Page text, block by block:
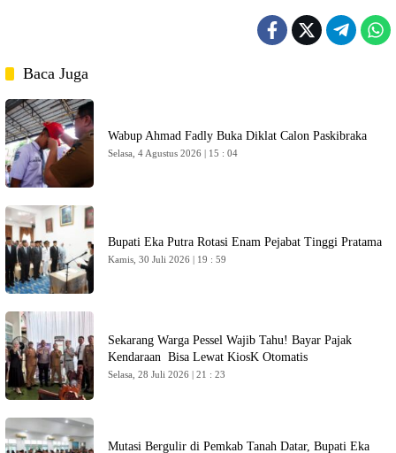
Baca Juga
Wabup Ahmad Fadly Buka Diklat Calon Paskibraka
Selasa, 4 Agustus 2026 | 15 : 04
Bupati Eka Putra Rotasi Enam Pejabat Tinggi Pratama
Kamis, 30 Juli 2026 | 19 : 59
Sekarang Warga Pessel Wajib Tahu! Bayar Pajak
Kendaraan Bisa Lewat KiosK Otomatis
Selasa, 28 Juli 2026 | 21 : 23
Mutasi Bergulir di Pemkab Tanah Datar, Bupati Eka